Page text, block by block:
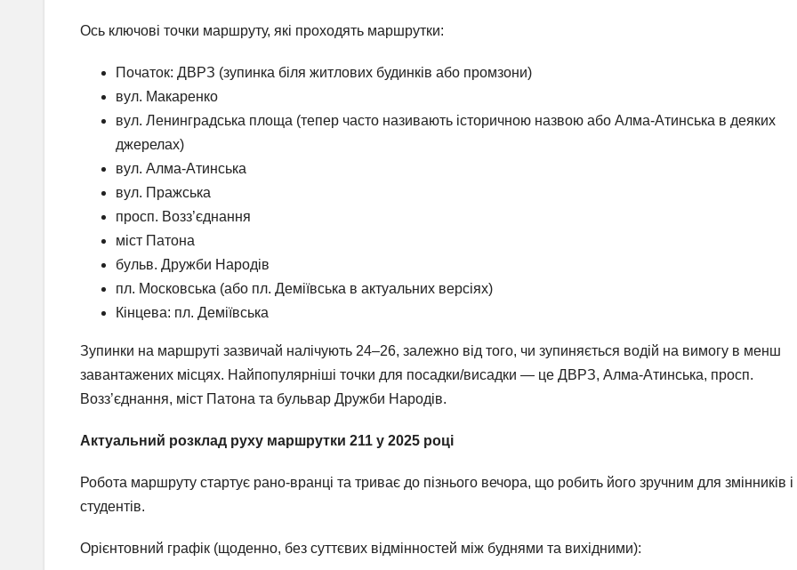
Ось ключові точки маршруту, які проходять маршрутки:
Початок: ДВРЗ (зупинка біля житлових будинків або промзони)
вул. Макаренко
вул. Ленинградська площа (тепер часто називають історичною назвою або Алма-Атинська в деяких
джерелах)
вул. Алма-Атинська
вул. Пражська
просп. Возз’єднання
міст Патона
бульв. Дружби Народів
пл. Московська (або пл. Деміївська в актуальних версіях)
Кінцева: пл. Деміївська
Зупинки на маршруті зазвичай налічують 24–26, залежно від того, чи зупиняється водій на вимогу в менш
завантажених місцях. Найпопулярніші точки для посадки/висадки — це ДВРЗ, Алма-Атинська, просп.
Возз’єднання, міст Патона та бульвар Дружби Народів.
Актуальний розклад руху маршрутки 211 у 2025 році
Робота маршруту стартує рано-вранці та триває до пізнього вечора, що робить його зручним для змінників і
студентів.
Орієнтовний графік (щоденно, без суттєвих відмінностей між буднями та вихідними):